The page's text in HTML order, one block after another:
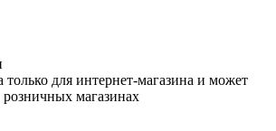
только для интернет-магазина и может
розничных магазинах